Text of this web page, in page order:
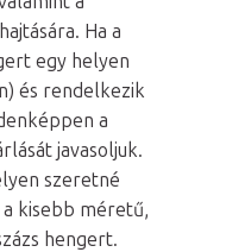
Ha a
egy helyen
és rendelkezik
a
javasoljuk.
szeretné
a kisebb méretű,
hengert.